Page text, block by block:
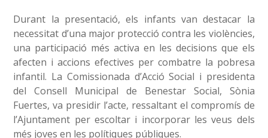
Durant la presentació, els infants van destacar la
necessitat d’una major protecció contra les violències,
una participació més activa en les decisions que els
afecten i accions efectives per combatre la pobresa
infantil. La Comissionada d’Acció Social i presidenta
del Consell Municipal de Benestar Social, Sònia
Fuertes, va presidir l’acte, ressaltant el compromís de
l’Ajuntament per escoltar i incorporar les veus dels
més joves en les polítiques públiques.